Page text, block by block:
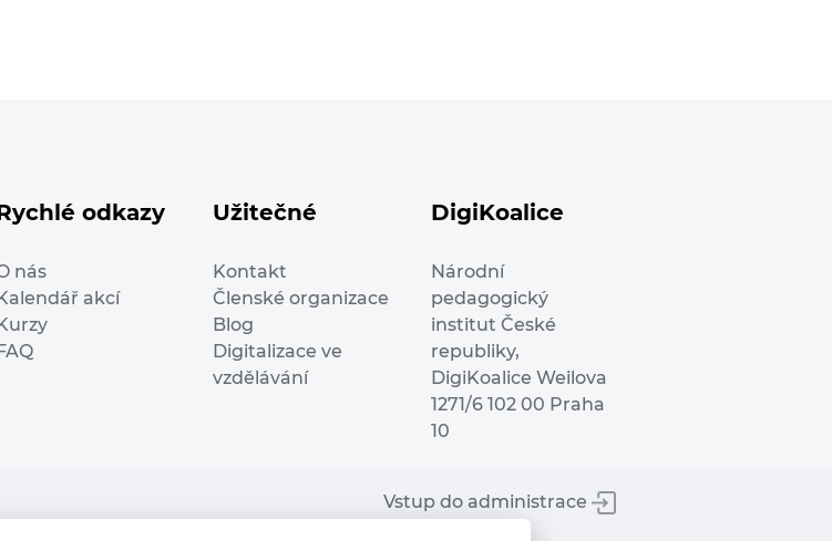
odkazy
nás
akcí
Užitečné
Kontakt
Členské organizace
Blog
Digitalizace ve
vzdělávání
DigiKoalice
Národní
pedagogický
institut České
republiky,
DigiKoalice Weilova
1271/6 102 00 Praha
10
Vstup do administrace